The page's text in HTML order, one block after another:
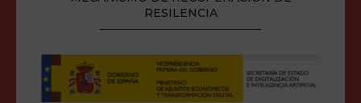
RESILENCIA